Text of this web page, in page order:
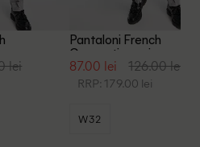
lei
Pantaloni French
Connection, gri
87.00 lei 126.00 lei
RRP: 179.00 lei
W32